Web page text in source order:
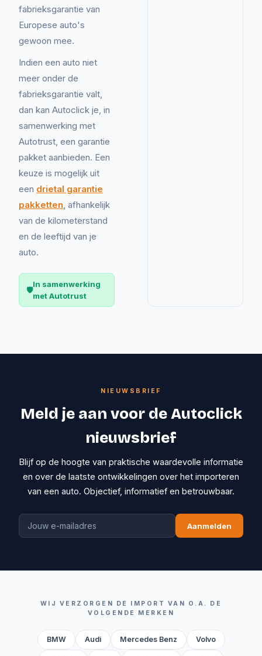
fabrieksgarantie van
Europese auto's
gewoon mee.
Indien een auto niet
meer onder de
fabrieksgarantie valt,
dan kan Autoclick je, in
samenwerking met
Autotrust, een garantie
pakket aanbieden. Een
keuze is mogelijk uit
een drietal garantie
pakketten, afhankelijk
van de kilometerstand
en de leeftijd van je
auto.
🛡️
In samenwerking
met Autotrust
NIEUWSBRIEF
Meld je aan voor de Autoclick
nieuwsbrief
Blijf op de hoogte van praktische waardevolle informatie
en over de laatste ontwikkelingen over het importeren
van een auto. Objectief, informatief en betrouwbaar.
Aanmelden
WIJ VERZORGEN DE IMPORT VAN O.A. DE
VOLGENDE MERKEN
BMW Audi Mercedes Benz Volvo